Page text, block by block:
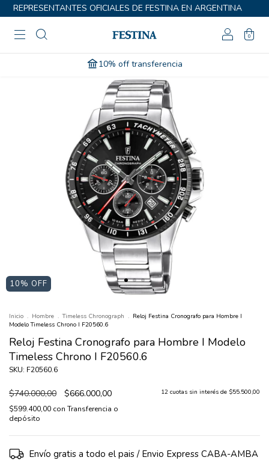
REPRESENTANTES OFICIALES DE FESTINA EN ARGENTINA
0
10% off transferencia
10% OFF
Inicio . Hombre . Timeless Chronograph . Reloj Festina Cronografo para Hombre I
Modelo Timeless Chrono I F20560.6
Reloj Festina Cronografo para Hombre I Modelo
Timeless Chrono I F20560.6
SKU: F20560.6
$740.000,00 $666.000,00
$599.400,00 con Transferencia o
depósito
12 cuotas sin interés de $55.500,00
Envío gratis